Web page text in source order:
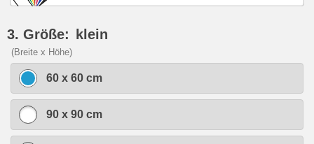
3. Größe: klein
(Breite x Höhe)
60 x 60 cm
90 x 90 cm